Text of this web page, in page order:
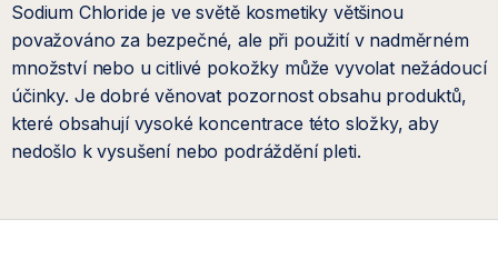
Sodium Chloride je ve světě kosmetiky většinou
považováno za bezpečné, ale při použití v nadměrném
množství nebo u citlivé pokožky může vyvolat nežádoucí
účinky. Je dobré věnovat pozornost obsahu produktů,
které obsahují vysoké koncentrace této složky, aby
nedošlo k vysušení nebo podráždění pleti.